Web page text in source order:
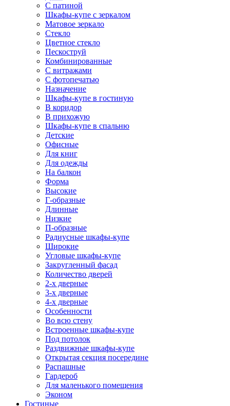
С патиной
Шкафы-купе с зеркалом
Матовое зеркало
Стекло
Цветное стекло
Пескоструй
Комбинированные
С витражами
С фотопечатью
Назначение
Шкафы-купе в гостиную
В коридор
В прихожую
Шкафы-купе в спальню
Детские
Офисные
Для книг
Для одежды
На балкон
Форма
Высокие
Г-образные
Длинные
Низкие
П-образные
Радиусные шкафы-купе
Широкие
Угловые шкафы-купе
Закругленный фасад
Количество дверей
2-х дверные
3-х дверные
4-х дверные
Особенности
Во всю стену
Встроенные шкафы-купе
Под потолок
Раздвижные шкафы-купе
Открытая секция посередине
Распашные
Гардероб
Для маленького помещения
Эконом
Гостиные